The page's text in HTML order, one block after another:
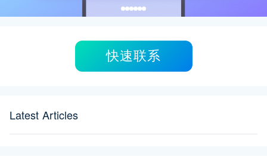
快速联系
Latest Articles